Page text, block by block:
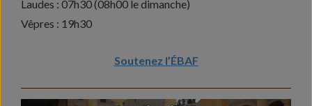
Laudes : 07h30 (08h00 le dimanche)
Vêpres : 19h30
Soutenez l’ÉBAF